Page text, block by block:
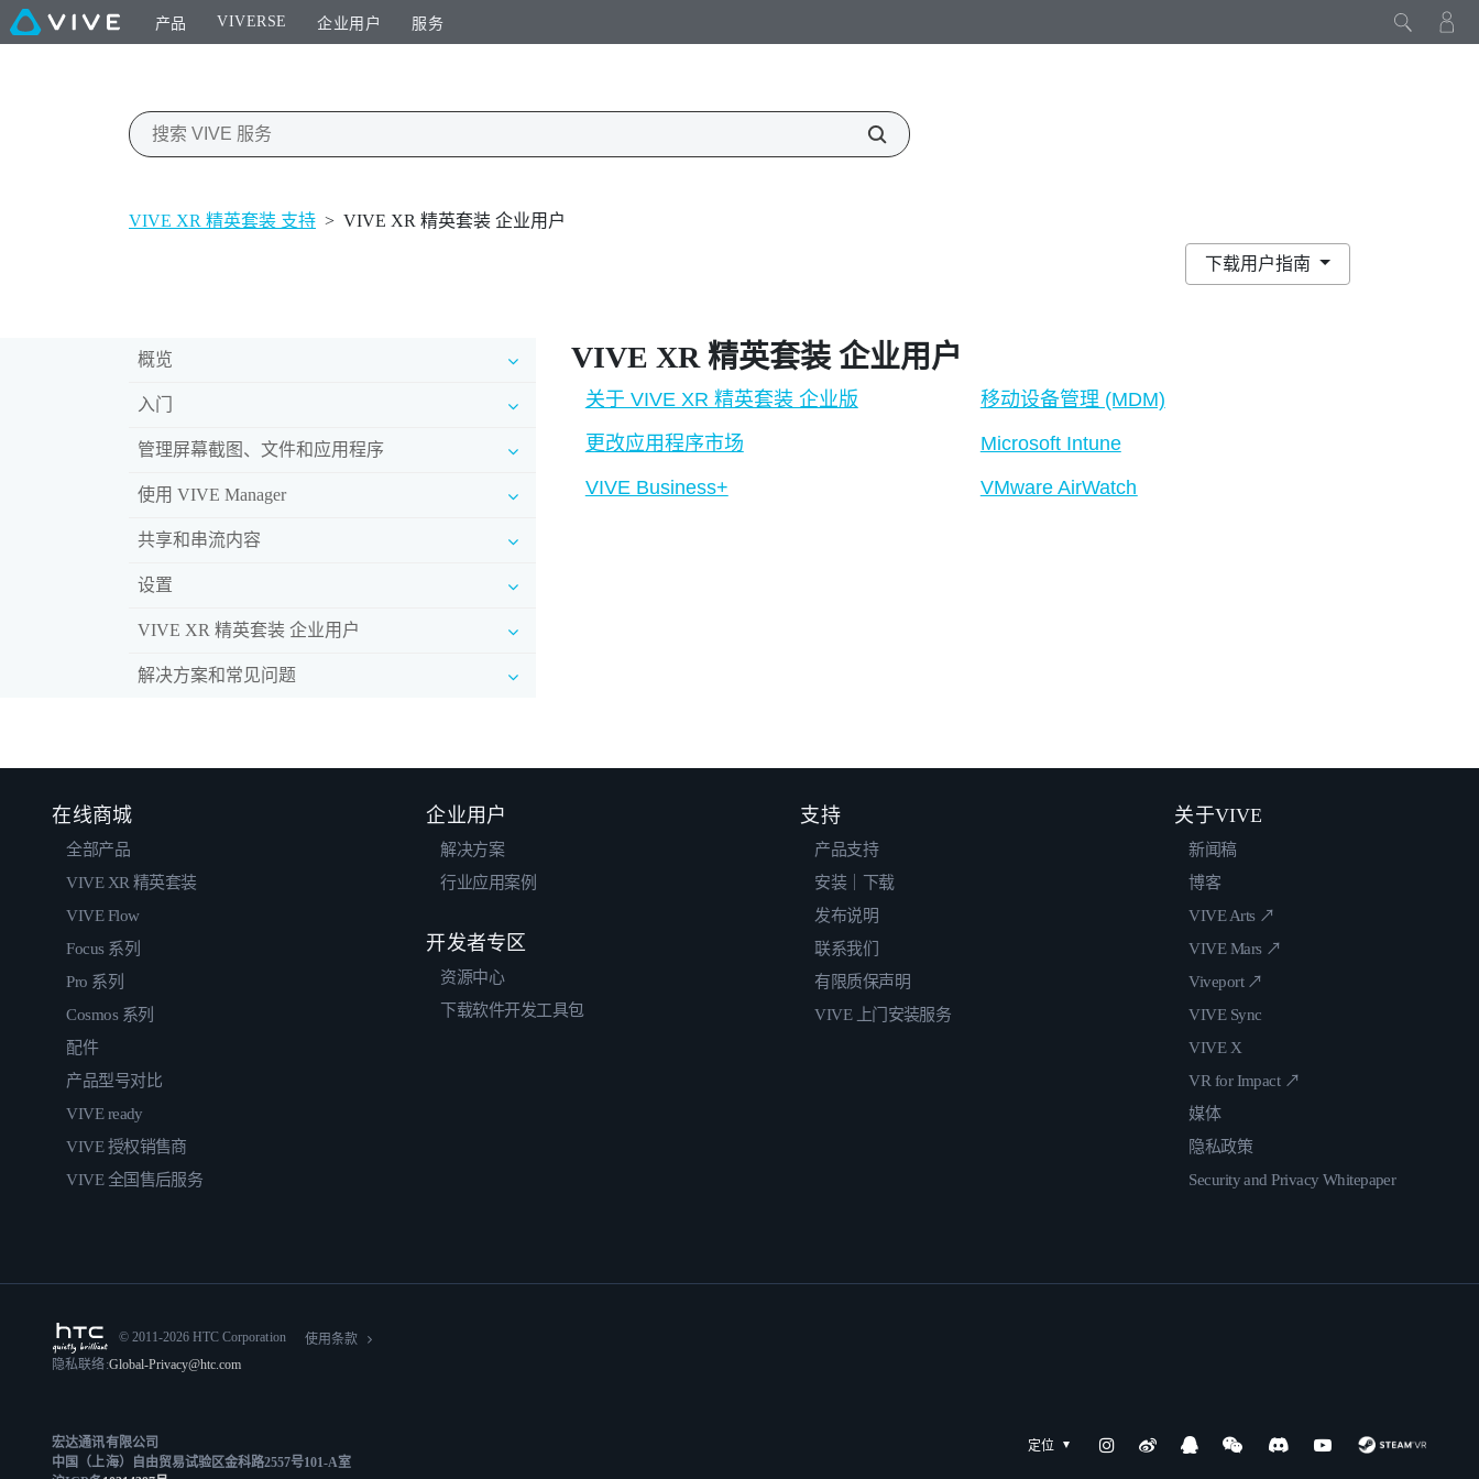
产品 VIVERSE 企业用户 服务
VIVE XR 精英套装 支持 > VIVE XR 精英套装 企业用户
下载用户指南
概览
入门
管理屏幕截图、文件和应用程序
使用 VIVE Manager
共享和串流内容
设置
VIVE XR 精英套装 企业用户
解决方案和常见问题
VIVE XR 精英套装企业用户
关于 VIVE XR 精英套装 企业版
更改应用程序市场
VIVE Business+
移动设备管理 (MDM)
Microsoft Intune
VMware AirWatch
在线商城
全部产品
VIVE XR 精英套装
VIVE Flow
Focus 系列
Pro 系列
Cosmos 系列
配件
产品型号对比
VIVE ready
VIVE 授权销售商
VIVE 全国售后服务
企业用户
解决方案
行业应用案例
开发者专区
资源中心
下载软件开发工具包
支持
产品支持
安装｜下载
发布说明
联系我们
有限质保声明
VIVE 上门安装服务
关于VIVE
新闻稿
博客
VIVE Arts ↗
VIVE Mars ↗
Viveport ↗
VIVE Sync
VIVE X
VR for Impact ↗
媒体
隐私政策
Security and Privacy Whitepaper
定位
© 2011-2026 HTC Corporation
使用条款
隐私联络:Global-Privacy@htc.com
宏达通讯有限公司
中国（上海）自由贸易试验区金科路2557号101-A室